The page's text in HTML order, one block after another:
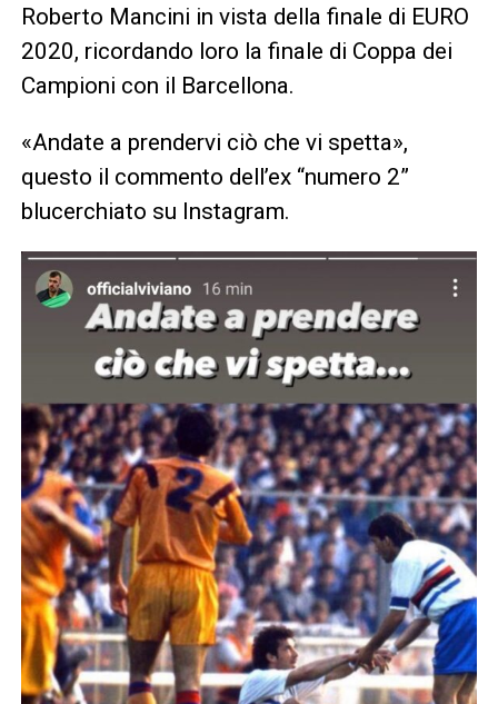
Roberto Mancini in vista della finale di EURO
2020, ricordando loro la finale di Coppa dei
Campioni con il Barcellona.
«Andate a prendervi ciò che vi spetta»,
questo il commento dell’ex “numero 2”
blucerchiato su Instagram.